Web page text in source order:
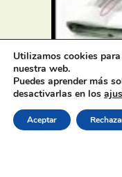
Oferta de
DE
Utilizamos cookies
nuestra web.
Puedes aprender más
desactivarlas en los
Aceptar